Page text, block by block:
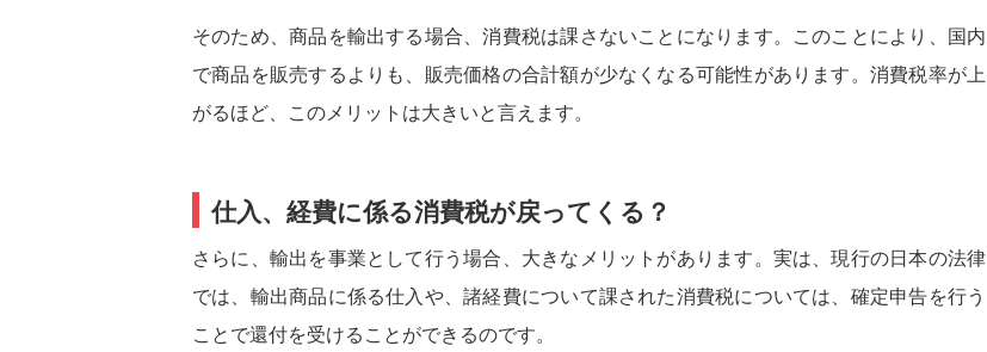
そのため、商品を輸出する場合、消費税は課さないことになります。このことにより、国内
で商品を販売するよりも、販売価格の合計額が少なくなる可能性があります。消費税率が上
がるほど、このメリットは大きいと言えます。
仕入、経費に係る消費税が戻ってくる？
さらに、輸出を事業として行う場合、大きなメリットがあります。実は、現行の日本の法律
では、輸出商品に係る仕入や、諸経費について課された消費税については、確定申告を行う
ことで還付を受けることができるのです。